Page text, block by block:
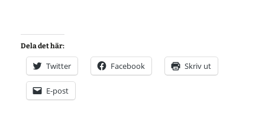
Dela det här:
Twitter Facebook Skriv ut
E-post